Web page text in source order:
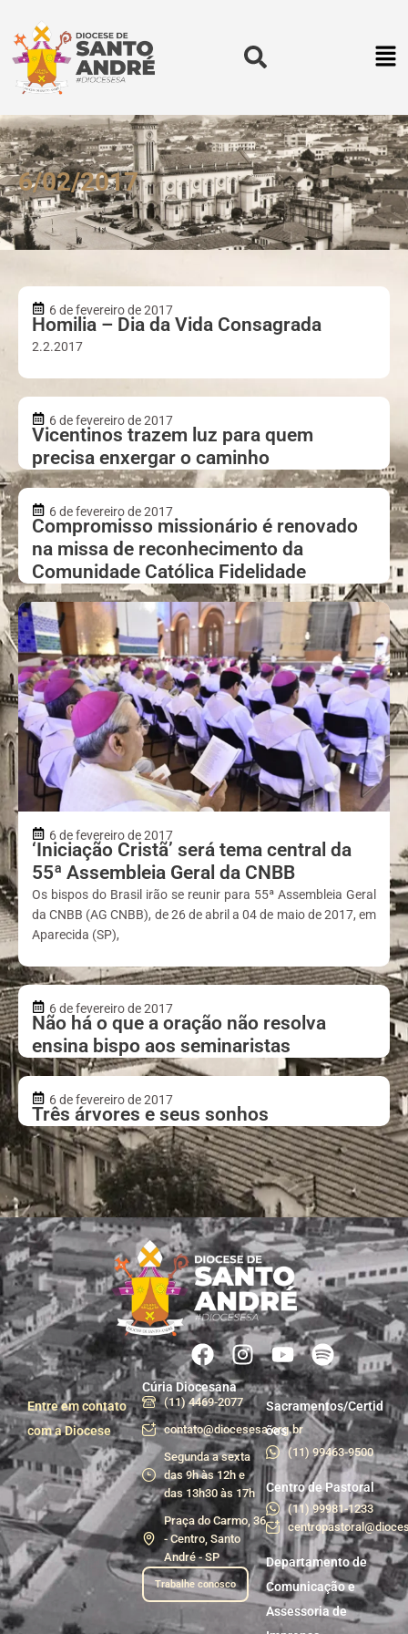
6/02/2017
6 de fevereiro de 2017
Homilia – Dia da Vida Consagrada
2.2.2017
6 de fevereiro de 2017
Vicentinos trazem luz para quem
precisa enxergar o caminho
6 de fevereiro de 2017
Compromisso missionário é renovado
na missa de reconhecimento da
Comunidade Católica Fidelidade
6 de fevereiro de 2017
‘Iniciação Cristã’ será tema central da
55ª Assembleia Geral da CNBB
Os bispos do Brasil irão se reunir para 55ª Assembleia Geral
da CNBB (AG CNBB), de 26 de abril a 04 de maio de 2017, em
Aparecida (SP),
6 de fevereiro de 2017
Não há o que a oração não resolva
ensina bispo aos seminaristas
6 de fevereiro de 2017
Três árvores e seus sonhos
Entre em contato
com a Diocese
Cúria Diocesana
(11) 4469-2077
contato@diocesesa.org.br
Segunda a sexta
das 9h às 12h e
das 13h30 às 17h
Praça do Carmo, 36
- Centro, Santo
André - SP
Trabalhe conosco
Sacramentos/Certid
ões
(11) 99463-9500
Centro de Pastoral
(11) 99981-1233
Departamento de
Comunicação e
Assessoria de